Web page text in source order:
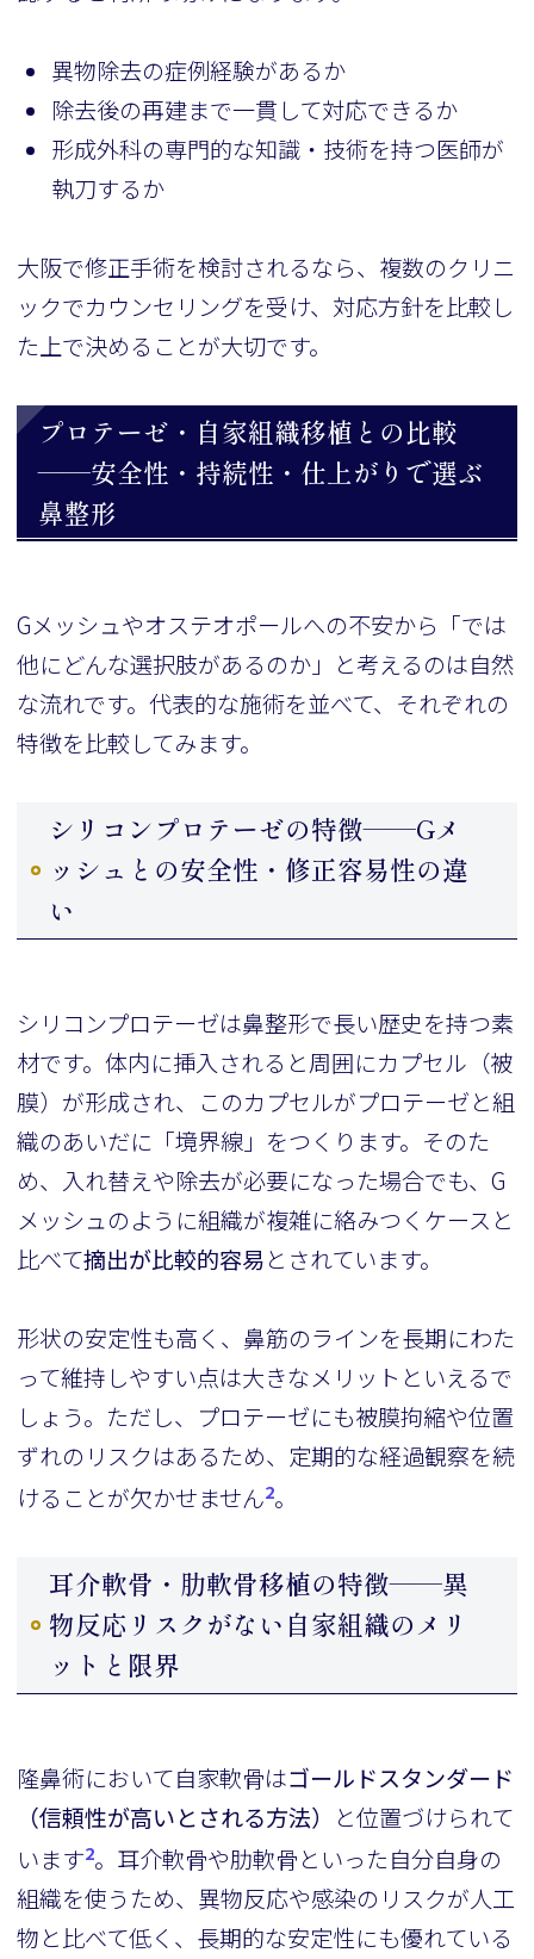
異物除去の症例経験があるか
除去後の再建まで一貫して対応できるか
形成外科の専門的な知識・技術を持つ医師が
執刀するか
大阪で修正手術を検討されるなら、複数のクリニ
ックでカウンセリングを受け、対応方針を比較し
た上で決めることが大切です。
プロテーゼ・自家組織移植との比較
——安全性・持続性・仕上がりで選ぶ
鼻整形
Gメッシュやオステオポールへの不安から「では
他にどんな選択肢があるのか」と考えるのは自然
な流れです。代表的な施術を並べて、それぞれの
特徴を比較してみます。
シリコンプロテーゼの特徴——Gメ
ッシュとの安全性・修正容易性の違
い
シリコンプロテーゼは鼻整形で長い歴史を持つ素
材です。体内に挿入されると周囲にカプセル（被
膜）が形成され、このカプセルがプロテーゼと組
織のあいだに「境界線」をつくります。そのた
め、入れ替えや除去が必要になった場合でも、G
メッシュのように組織が複雑に絡みつくケースと
比べて摘出が比較的容易とされています。
形状の安定性も高く、鼻筋のラインを長期にわた
って維持しやすい点は大きなメリットといえるで
しょう。ただし、プロテーゼにも被膜拘縮や位置
ずれのリスクはあるため、定期的な経過観察を続
けることが欠かせません2。
耳介軟骨・肋軟骨移植の特徴——異
物反応リスクがない自家組織のメリ
ットと限界
隆鼻術において自家軟骨はゴールドスタンダード
（信頼性が高いとされる方法）
と位置づけられて
います2。耳介軟骨や肋軟骨といった自分自身の
組織を使うため、異物反応や感染のリスクが人工
物と比べて低く、長期的な安定性にも優れている